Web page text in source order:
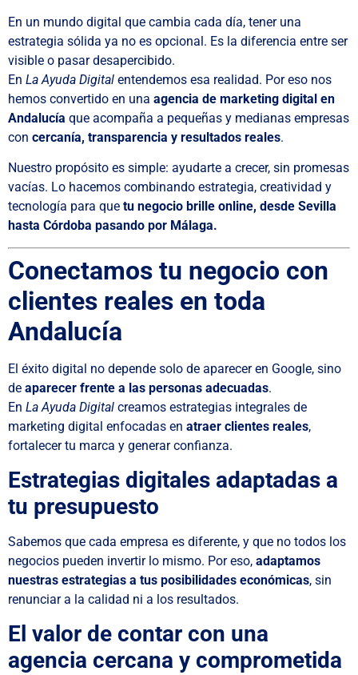
En un mundo digital que cambia cada día, tener una
estrategia sólida ya no es opcional. Es la diferencia entre ser
visible o pasar desapercibido.
En La Ayuda Digital entendemos esa realidad. Por eso nos
hemos convertido en una agencia de marketing digital en
Andalucía que acompaña a pequeñas y medianas empresas
con cercanía, transparencia y resultados reales.
Nuestro propósito es simple: ayudarte a crecer, sin promesas
vacías. Lo hacemos combinando estrategia, creatividad y
tecnología para que tu negocio brille online, desde Sevilla
hasta Córdoba pasando por Málaga.
Conectamos tu negocio con
clientes reales en toda
Andalucía
El éxito digital no depende solo de aparecer en Google, sino
de aparecer frente a las personas adecuadas.
En La Ayuda Digital creamos estrategias integrales de
marketing digital enfocadas en atraer clientes reales,
fortalecer tu marca y generar confianza.
Estrategias digitales adaptadas a
tu presupuesto
Sabemos que cada empresa es diferente, y que no todos los
negocios pueden invertir lo mismo. Por eso, adaptamos
nuestras estrategias a tus posibilidades económicas, sin
renunciar a la calidad ni a los resultados.
El valor de contar con una
agencia cercana y comprometida